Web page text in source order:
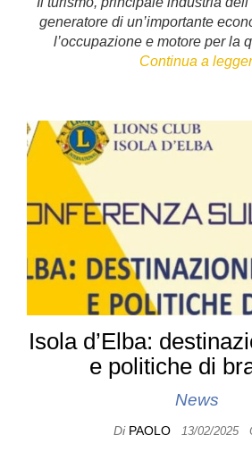
c
e
b
o
k
tt
er
er
e
st
generatore di un’importante
l’occupazione e motore per la
Continua a
Isola d’Elba:
e politiche di
News
Di PAOLO 13/02/2025